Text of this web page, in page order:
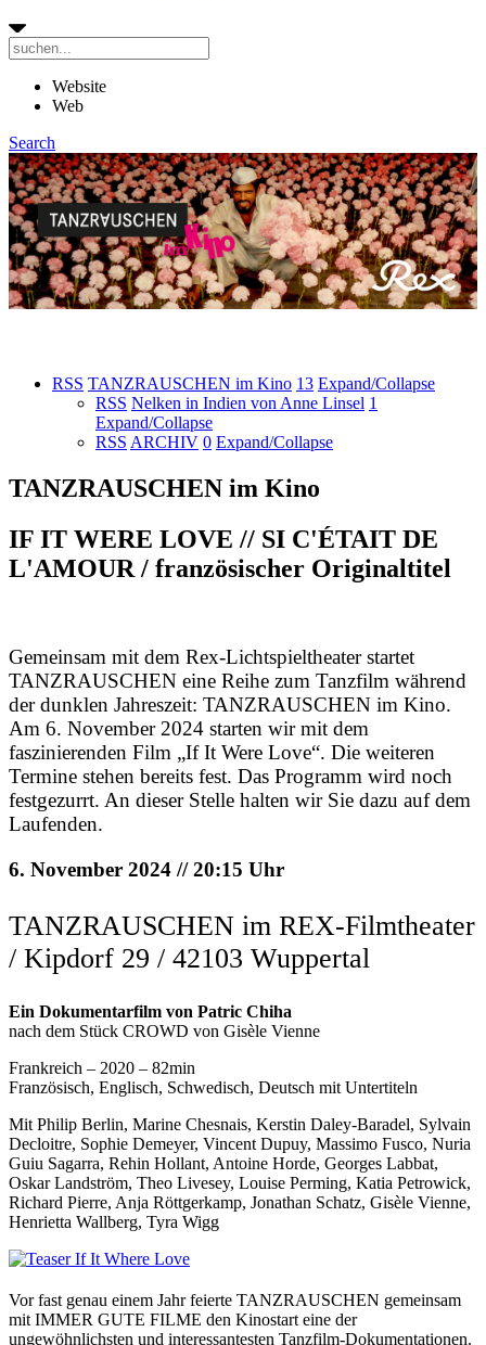
Website
Web
Search
RSS TANZRAUSCHEN im Kino 13 Expand/Collapse
RSS Nelken in Indien von Anne Linsel 1
Expand/Collapse
RSS ARCHIV 0 Expand/Collapse
TANZRAUSCHEN im Kino
IF IT WERE LOVE // SI C'ÉTAIT DE
L'AMOUR / französischer Originaltitel
Gemeinsam mit dem Rex-Lichtspieltheater startet
TANZRAUSCHEN eine Reihe zum Tanzfilm während
der dunklen Jahreszeit: TANZRAUSCHEN im Kino.
Am 6. November 2024 starten wir mit dem
faszinierenden Film „If It Were Love“. Die weiteren
Termine stehen bereits fest. Das Programm wird noch
festgezurrt. An dieser Stelle halten wir Sie dazu auf dem
Laufenden.
6. November 2024 // 20:15 Uhr
TANZRAUSCHEN im REX-Filmtheater
/ Kipdorf 29 / 42103 Wuppertal
Ein Dokumentarfilm von Patric Chiha
nach dem Stück CROWD von Gisèle Vienne
Frankreich – 2020 – 82min
Französisch, Englisch, Schwedisch, Deutsch mit Untertiteln
Mit Philip Berlin, Marine Chesnais, Kerstin Daley-Baradel, Sylvain
Decloitre, Sophie Demeyer, Vincent Dupuy, Massimo Fusco, Nuria
Guiu Sagarra, Rehin Hollant, Antoine Horde, Georges Labbat,
Oskar Landström, Theo Livesey, Louise Perming, Katia Petrowick,
Richard Pierre, Anja Röttgerkamp, Jonathan Schatz, Gisèle Vienne,
Henrietta Wallberg, Tyra Wigg
Vor fast genau einem Jahr feierte TANZRAUSCHEN gemeinsam
mit IMMER GUTE FILME den Kinostart eine der
ungewöhnlichsten und interessantesten Tanzfilm-Dokumentationen.